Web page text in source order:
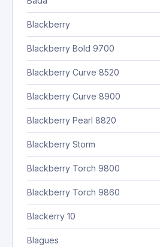
Blackberry
Blackberry Bold 9700
Blackberry Curve 8520
Blackberry Curve 8900
Blackberry Pearl 8820
Blackberry Storm
Blackberry Torch 9800
Blackberry Torch 9860
Blackerry 10
Blagues